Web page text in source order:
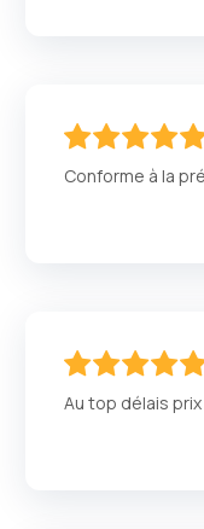
Conforme à la
Au top délais prix